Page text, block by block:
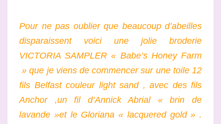
Pour ne pas oublier que beaucoup d’abeilles
disparaissent voici une jolie broderie
VICTORIA SAMPLER « Babe’s Honey Farm
» que je viens de commencer sur une toile 12
fils Belfast couleur light sand , avec des fils
Anchor ,un fil d’Annick Abrial « brin de
lavande »et le Gloriana « lacquered gold » .